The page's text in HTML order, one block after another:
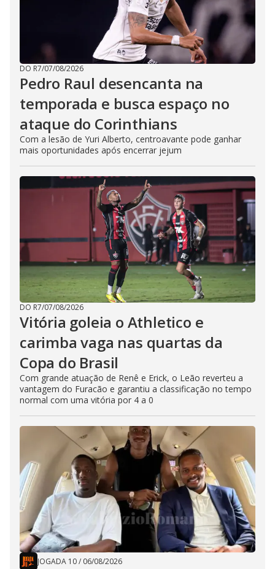
DO R7/07/08/2026
Pedro Raul desencanta na
temporada e busca espaço no
ataque do Corinthians
Com a lesão de Yuri Alberto, centroavante pode ganhar
mais oportunidades após encerrar jejum
DO R7/07/08/2026
Vitória goleia o Athletico e
carimba vaga nas quartas da
Copa do Brasil
Com grande atuação de Renê e Erick, o Leão reverteu a
vantagem do Furacão e garantiu a classificação no tempo
normal com uma vitória por 4 a 0
JOGADA 10/ 06/08/2026